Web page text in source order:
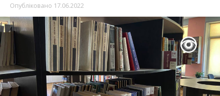
Опубліковано 17.06.2022